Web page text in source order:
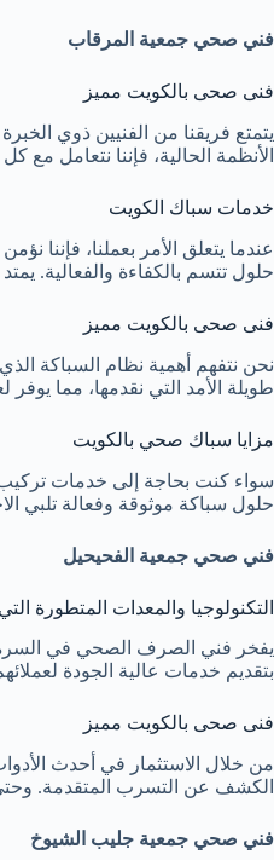
فني صحي جمعية المرقاب
فنى صحى بالكويت مميز
يتمتع فريقنا من الفنيين ذوي
الأنظمة الحالية، فإننا نتعامل
خدمات سباك الكويت
عندما يتعلق الأمر بعملنا، فإننا
حلول تتسم بالكفاءة والفعالية.
فنى صحى بالكويت مميز
نحن نتفهم أهمية نظام السباكة
طويلة الأمد التي نقدمها، مما يوفر
مزايا سباك صحي بالكويت
سواء كنت بحاجة إلى خدمات تركيب
حلول سباكة موثوقة وفعالة تلبي
فني صحي جمعية الفحيحيل
التكنولوجيا والمعدات
يفخر فني الصرف الصحي في السرة
بتقديم خدمات عالية الجودة
فنى صحى بالكويت مميز
من خلال الاستثمار في أحدث
الكشف عن التسرب المتقدمة. وحتى
فني صحي جمعية جليب الشيوخ